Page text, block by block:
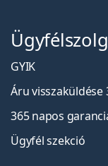
GYIK
Áru visszaküldése
365 napos
Ügyfél szekció